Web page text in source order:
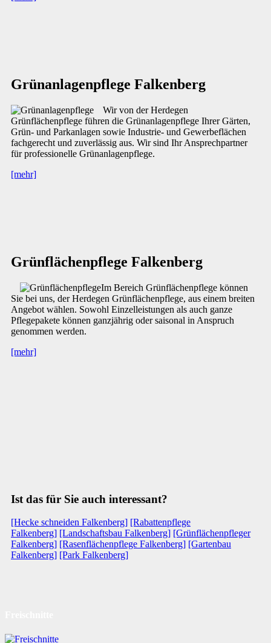
Grünanlagenpflege Falkenberg
Wir von der Herdegen
Grünflächenpflege führen die Grünanlagenpflege Ihrer Gärten,
Grün- und Parkanlagen sowie Industrie- und Gewerbeflächen
fachgerecht und zuverlässig aus. Wir sind Ihr Ansprechpartner
für professionelle Grünanlagenpflege.
[mehr]
Grünflächenpflege Falkenberg
Im Bereich Grünflächenpflege können
Sie bei uns, der Herdegen Grünflächenpflege, aus einem breiten
Angebot wählen. Sowohl Einzelleistungen als auch ganze
Pflegepakete können ganzjährig oder saisonal in Anspruch
genommen werden.
[mehr]
Ist das für Sie auch interessant?
[Hecke schneiden Falkenberg] [Rabattenpflege
Falkenberg] [Landschaftsbau Falkenberg] [Grünflächenpfleger
Falkenberg] [Rasenflächenpflege Falkenberg] [Gartenbau
Falkenberg] [Park Falkenberg]